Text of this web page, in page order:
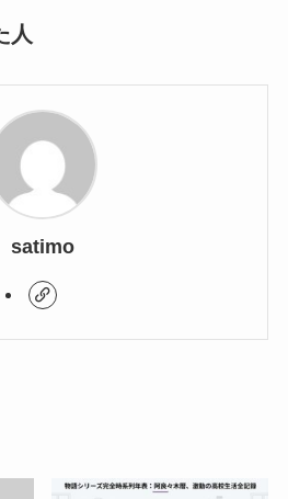
人
satimo